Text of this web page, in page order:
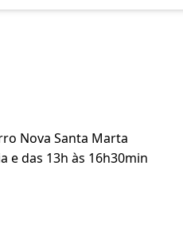
Nova Santa Marta
e das 13h às 16h30min